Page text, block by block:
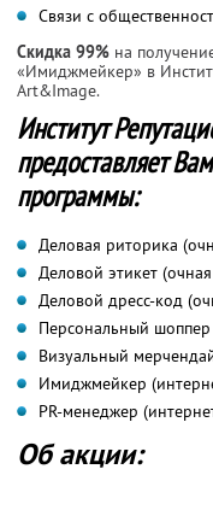
Связи с
Скидка 99% на
«Имиджмейкер» в
Art&Image.
Институт
предоставляет
программы:
Деловая риторика
Деловой этикет
Деловой дресс-код
Персональный
Визуальный
Имиджмейкер
PR-менеджер
Об акции: